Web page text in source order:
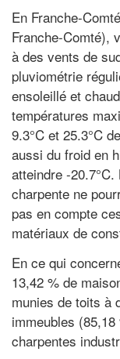
En Franche-
Franche-Comté),
à des vents de
pluviométrie
ensoleillé et
températures
9.3°C et 25.3°C
aussi du froid en
atteindre -
charpente ne
pas en compte
matériaux de
En ce qui
13,42 % de
munies de toits à
immeubles
charpentes